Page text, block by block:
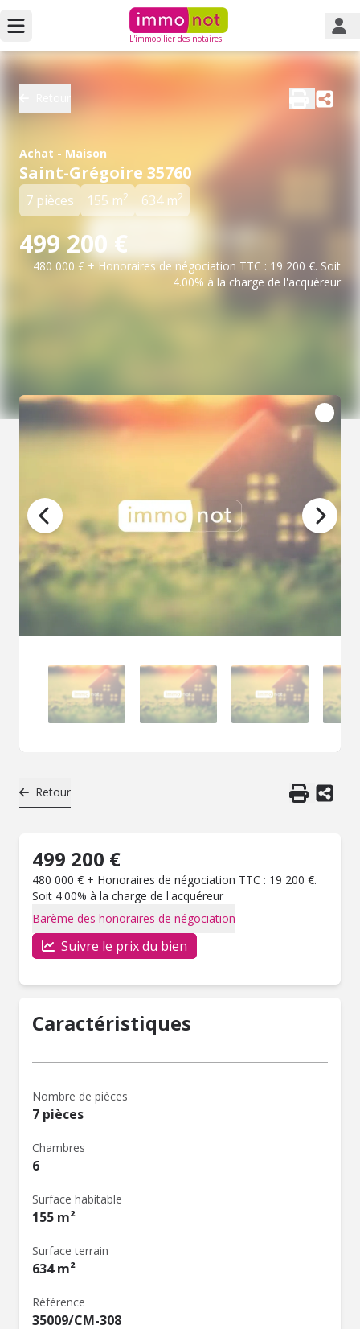
L'immobilier des notaires
Achat - Maison
Saint-Grégoire 35760
7 pièces 155 m2 634 m2
499 200 €
480 000 € + Honoraires de négociation TTC : 19 200 €. Soit
4.00% à la charge de l'acquéreur
Retour
499 200 €
480 000 € + Honoraires de négociation TTC : 19 200 €.
Soit 4.00% à la charge de l'acquéreur
Barème des honoraires de négociation
Suivre le prix du bien
Caractéristiques
Nombre de pièces
7 pièces
Chambres
6
Surface habitable
155 m²
Surface terrain
634 m²
Référence
35009/CM-308